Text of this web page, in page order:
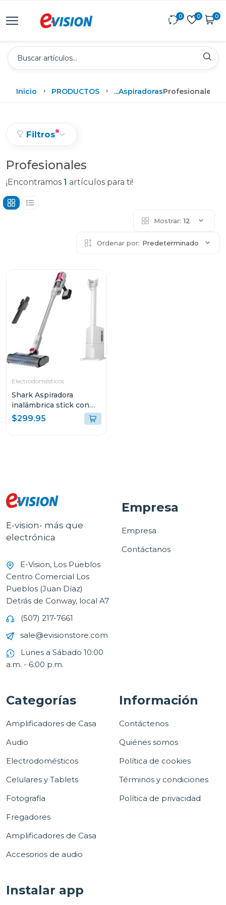
0 0 0
Inicio PRODUCTOS ...AspiradorasProfesionales
Filtros
Profesionales
¡Encontramos 1 artículos para ti!
Mostrar: 12
Ordenar por: Predeterminado
Electrodomésticos
Shark Aspiradora
inalámbrica stick con
base de vaciado
automático y filtro hepa
$299.95
E-vision- más que
electrónica
E-Vision, Los Pueblos
Centro Comercial Los
Pueblos (Juan Díaz)
Detrás de Conway, local A7
(507) 217-7661
sale@evisionstore.com
Lunes a Sábado 10:00
a.m. - 6:00 p.m.
Empresa
Empresa
Contáctanos
Categorías
Amplificadores de Casa
Audio
Electrodomésticos
Celulares y Tablets
Fotografía
Fregadores
Amplificadores de Casa
Accesorios de audio
Información
Contáctenos
Quiénes somos
Política de cookies
Términos y condiciones
Política de privacidad
Instalar app